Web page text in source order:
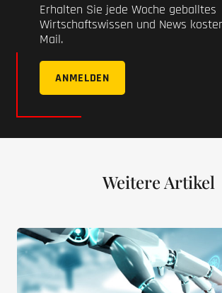
Erhalten Sie jede Woche geballtes
Wirtschaftswissen und News
Mail.
ANMELDEN
Weitere Artikel